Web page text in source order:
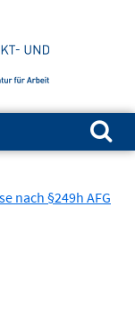
Suchen nach:
nach §249h AFG